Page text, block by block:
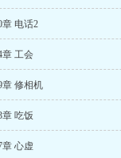
章 电话2
章 工会
章 修相机
章 吃饭
章 心虚